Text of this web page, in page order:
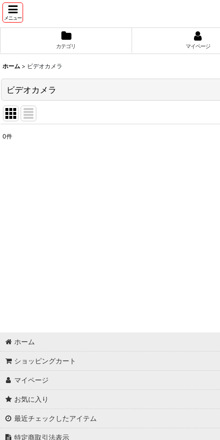
メニュー
カテゴリ マイページ
ホーム > ビデオカメラ
ビデオカメラ
0件
ホーム
ショッピングカート
マイページ
お気に入り
最近チェックしたアイテム
特定商取引法表示